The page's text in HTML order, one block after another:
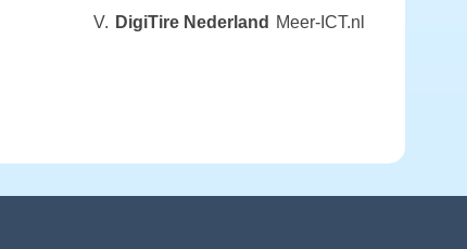
V. DigiTire Nederland Meer-ICT.nl